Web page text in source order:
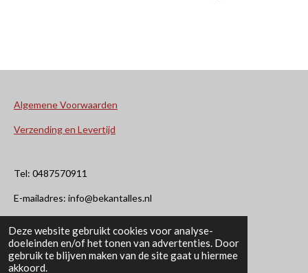
Deze website gebruikt cookies voor analyse-
doeleinden en/of het tonen van advertenties. Door
gebruik te blijven maken van de site gaat u hiermee
akkoord.
Algemene Voorwaarden
Verzending en Levertijd
Tel: 0487570911
E-mailadres: info@bekantalles.nl
Rooysestraat 4
6621AM Dreumel